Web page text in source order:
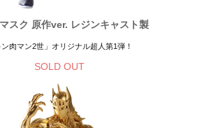
スク 原作ver. レジンキャスト製
ン肉マン2世」オリジナル超人第1弾！
SOLD OUT